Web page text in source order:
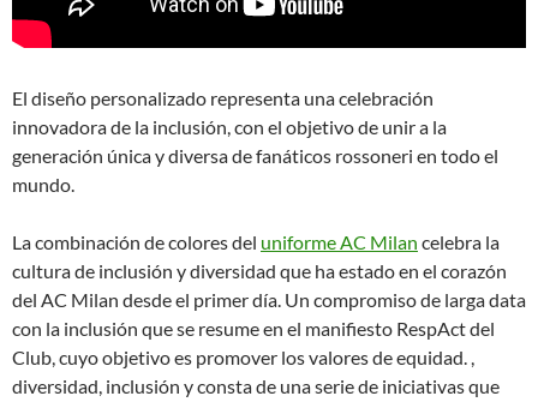
El diseño personalizado representa una celebración
innovadora de la inclusión, con el objetivo de unir a la
generación única y diversa de fanáticos rossoneri en todo el
mundo.
La combinación de colores del uniforme AC Milan celebra la
cultura de inclusión y diversidad que ha estado en el corazón
del AC Milan desde el primer día. Un compromiso de larga data
con la inclusión que se resume en el manifiesto RespAct del
Club, cuyo objetivo es promover los valores de equidad. ,
diversidad, inclusión y consta de una serie de iniciativas que